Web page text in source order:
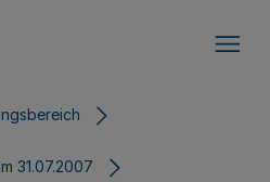
31.07.2007